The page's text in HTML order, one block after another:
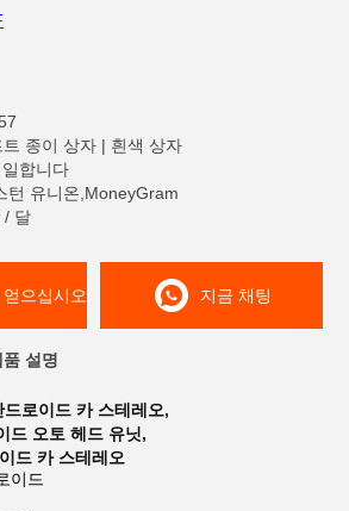
종이 상자 | 흰색 상자
합니다
턴 유니온,MoneyGram
/ 달
으십시오 지금 채팅
품 설명
로이드 카 스테레오,
드 오토 헤드 유닛,
드 카 스테레오
이드